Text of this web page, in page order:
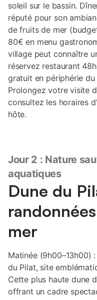
soleil sur le bassin.
réputé pour son
de fruits de mer
80€ en menu
village peut connaître
réservez restaurant
gratuit en périphérie
Prolongez votre visite
consultez les horaires
hôte.
Jour 2 : Nature
aquatiques
Dune du
mer
Matinée (9h00–13h00)
du Pilat, site
Cette plus haute dune
offrant un cadre